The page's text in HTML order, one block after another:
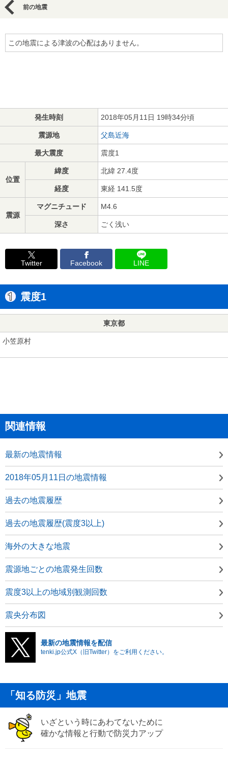
前の地震
この地震による津波の心配はありません。
発生時刻 2018年05月11日 19時34分頃
震源地 父島近海
最大震度 震度1
位置
緯度 北緯 27.4度
経度 東経 141.5度
震源
マグニチュード M4.6
深さ ごく浅い
Twitter Facebook LINE
震度1
東京都
小笠原村
関連情報
最新の地震情報
2018年05月11日の地震情報
過去の地震履歴
過去の地震履歴(震度3以上)
海外の大きな地震
震源地ごとの地震発生回数
震度3以上の地域別観測回数
震央分布図
最新の地震情報を配信
tenki.jp公式X（旧Twitter）をご利用ください。
「知る防災」地震
いざという時にあわてないために
確かな情報と行動で防災力アップ